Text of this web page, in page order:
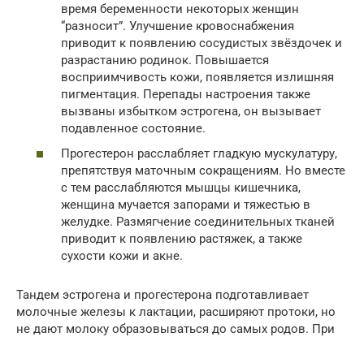
время беременности некоторых женщин
“разносит”. Улучшение кровоснабжения
приводит к появлению сосудистых звёздочек и
разрастанию родинок. Повышается
восприимчивость кожи, появляется излишняя
пигментация. Перепады настроения также
вызваны избытком эстрогена, он вызывает
подавленное состояние.
Прогестерон расслабляет гладкую мускулатуру,
препятствуя маточным сокращениям. Но вместе
с тем расслабляются мышцы кишечника,
женщина мучается запорами и тяжестью в
желудке. Размягчение соединительных тканей
приводит к появлению растяжек, а также
сухости кожи и акне.
Тандем эстрогена и прогестерона подготавливает
молочные железы к лактации, расширяют протоки, но
не дают молоку образовываться до самых родов. При